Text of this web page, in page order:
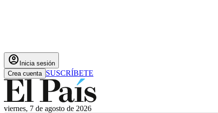
account_circle Inicia sesión
Crea cuenta SUSCRÍBETE
viernes, 7 de agosto de 2026